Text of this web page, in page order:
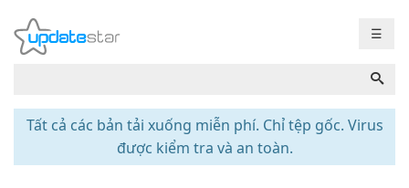
☰
Tất cả các bản tải xuống miễn phí. Chỉ tệp gốc. Virus
được kiểm tra và an toàn.